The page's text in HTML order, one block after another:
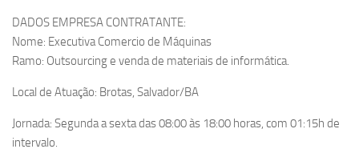
DADOS EMPRESA CONTRATANTE:
Nome: Executiva Comercio de Máquinas
Ramo: Outsourcing e venda de materiais de informática.
Local de Atuação: Brotas, Salvador/BA
Jornada: Segunda a sexta das 08:00 às 18:00 horas, com 01:15h de
intervalo.